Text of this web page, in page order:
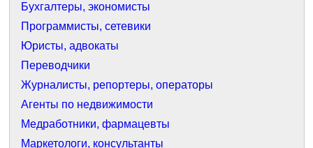
Бухгалтеры, экономисты
Программисты, сетевики
Юристы, адвокаты
Переводчики
Журналисты, репортеры, операторы
Агенты по недвижимости
Медработники, фармацевты
Маркетологи, консультанты